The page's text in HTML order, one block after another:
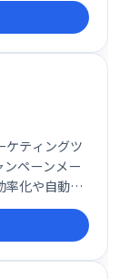
ケティングツ
ペーンメー
率化や自動化
る強力なプラ